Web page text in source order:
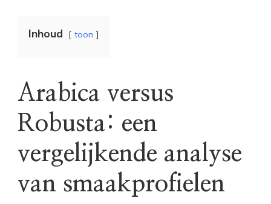
Inhoud toon
Arabica versus
Robusta: een
vergelijkende analyse
van smaakprofielen